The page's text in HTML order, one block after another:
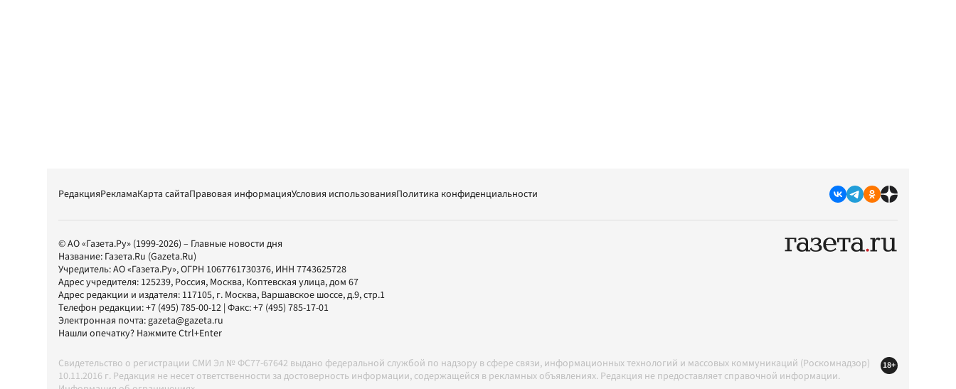
РедакцияРекламаКарта сайтаПравовая информацияУсловия использованияПолитика конфиденциальности
© АО «Газета.Ру» (1999-2026) – Главные новости дня
Название: Газета.Ru (Gazeta.Ru)
Учредитель:АО «Газета.Ру», ОГРН 1067761730376, ИНН 7743625728
Адрес учредителя: 125239, Россия, Москва, Коптевская улица, дом 67
Адрес редакции и издателя: 117105, г. Москва, Варшавское шоссе, д.9, стр.1
Телефон редакции:+7 (495) 785-00-12 | Факс:+7 (495) 785-17-01
Электронная почта:gazeta@gazeta.ru
Нашли опечатку? Нажмите Ctrl+Enter
Свидетельство о регистрации СМИ Эл № ФС77-67642 выдано федеральной службой по надзору в сфере связи, информационных технологий и массовых коммуникаций (Роскомнадзор)
10.11.2016 г. Редакция не несет ответственности за достоверность информации, содержащейся в рекламных объявлениях. Редакция не предоставляет справочной информации.
18+